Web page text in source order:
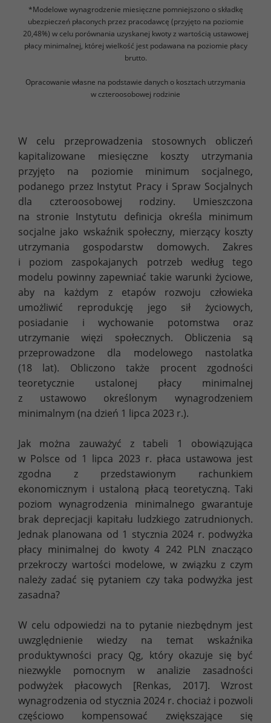
*Modelowe wynagrodzenie miesięczne pomniejszono o składkę
ubezpieczeń płaconych przez pracodawcę (przyjęto na poziomie
20,48%) w celu porównania uzyskanej kwoty z wartością ustawowej
płacy minimalnej, której wielkość jest podawana na poziomie płacy
brutto.
Opracowanie własne na podstawie danych o kosztach utrzymania
w czteroosobowej rodzinie
W celu przeprowadzenia stosownych obliczeń
kapitalizowane miesięczne koszty utrzymania
przyjęto na poziomie minimum socjalnego,
podanego przez Instytut Pracy i Spraw Socjalnych
dla czteroosobowej rodziny. Umieszczona
na stronie Instytutu definicja określa minimum
socjalne jako wskaźnik społeczny, mierzący koszty
utrzymania gospodarstw domowych. Zakres
i poziom zaspokajanych potrzeb według tego
modelu powinny zapewniać takie warunki życiowe,
aby na każdym z etapów rozwoju człowieka
umożliwić reprodukcję jego sił życiowych,
posiadanie i wychowanie potomstwa oraz
utrzymanie więzi społecznych. Obliczenia są
przeprowadzone dla modelowego nastolatka
(18 lat). Obliczono także procent zgodności
teoretycznie ustalonej płacy minimalnej
z ustawowo określonym wynagrodzeniem
minimalnym (na dzień 1 lipca 2023 r.).
Jak można zauważyć z tabeli 1 obowiązująca
w Polsce od 1 lipca 2023 r. płaca ustawowa jest
zgodna z przedstawionym rachunkiem
ekonomicznym i ustaloną płacą teoretyczną. Taki
poziom wynagrodzenia minimalnego gwarantuje
brak deprecjacji kapitału ludzkiego zatrudnionych.
Jednak planowana od 1 stycznia 2024 r. podwyżka
płacy minimalnej do kwoty 4 242 PLN znacząco
przekroczy wartości modelowe, w związku z czym
należy zadać się pytaniem czy taka podwyżka jest
zasadna?
W celu odpowiedzi na to pytanie niezbędnym jest
uwzględnienie wiedzy na temat wskaźnika
produktywności pracy Qg, który okazuje się być
niezwykle pomocnym w analizie zasadności
podwyżek płacowych [Renkas, 2017]. Wzrost
wynagrodzenia od stycznia 2024 r. chociaż i pozwoli
częściowo kompensować zwiększające się